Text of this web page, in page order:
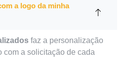
a logo da minha
faz a personalização
com a solicitação de cada